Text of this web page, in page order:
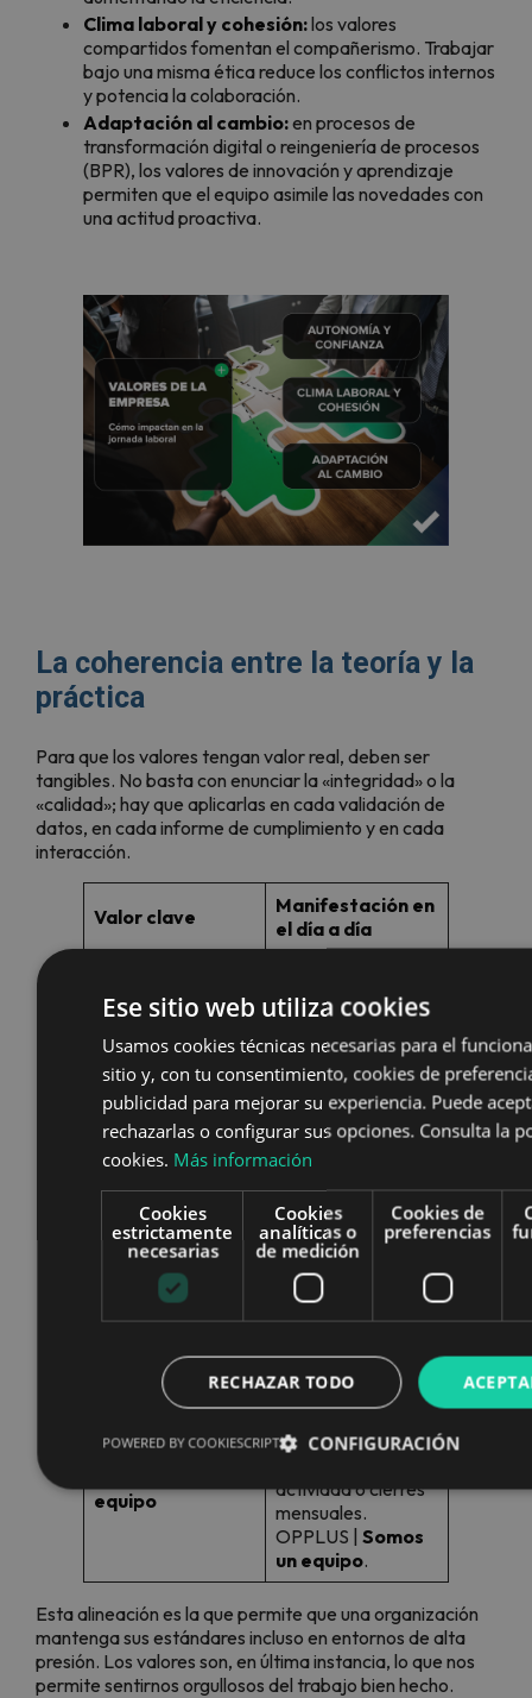
Clima laboral y cohesión:los valores
compartidos fomentan el compañerismo. Trabajar
bajo una misma ética reduce los conflictos internos
y potencia la colaboración.
Adaptación al cambio:en procesos de
transformación digital o reingeniería de procesos
(BPR), los valores de innovación y aprendizaje
permiten que el equipo asimile las novedades con
una actitud proactiva.
La coherencia entre la teoría y la
práctica
Para que los valores tengan valor real, deben ser
tangibles. No basta con enunciar la «integridad» o la
«calidad»; hay que aplicarlas en cada validación de
datos, en cada informe de cumplimiento y en cada
interacción.
Valor clave
Manifestación en
el día a día
Responsabilidad
individual con la
seguridad de la
información y la
protección de
datos. OPPLUS |
El
cliente es lo
primero.
Excelencia
La búsqueda
constante de la
mejora en los
tiempos de
respuesta y la
reducción de
errores. OPPLUS |
Pensamos en
grande.
equipo
apoyar a otras
actividad o cierres
mensuales.
OPPLUS | Somos
un equipo.
Esta alineación es la que permite que una organización
mantenga sus estándares incluso en entornos de alta
presión. Los valores son, en última instancia, lo que nos
permite sentirnos orgullosos del trabajo bien hecho.
Ese sitio web utiliza cookies
Usamos cookies técnicas necesarias para el
sitio y, con tu consentimiento, cookies de
publicidad para mejorar su experiencia. Puede
rechazarlas o configurar sus opciones. Consulta la
cookies. Más información
Cookies
estrictamente
necesarias
Cookies
analíticas o
de medición
Cookies de
preferencias
RECHAZAR TODO
CONFIGURACIÓN
POWERED BY COOKIESCRIPT